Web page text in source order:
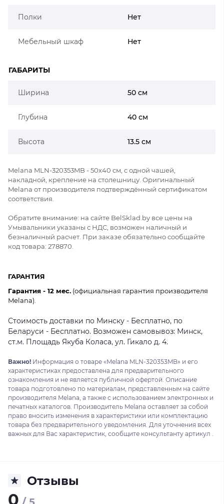
Полки Нет
Мебельный шкаф Нет
ГАБАРИТЫ
Ширина 50 см
Глубина 40 см
Высота 13.5 см
Melana MLN-320353MB - 50x40 см, с одной чашей,
накладной, крепление на столешницу. Оригинальный
Melana от производителя подтверждённый сертификатом
соответствия.
Обратите внимание: на сайте BelSklad.by все цены на
Умывальники указаны с НДС, возможен наличный и
безналичный расчет. При заказе обязательно сообщайте
код товара: 278870.
ГАРАНТИЯ
Гарантия - 12 мес. (официальная гарантия производителя
Melana).
Стоимость доставки по Минску - Бесплатно, по
Беларуси - Бесплатно. Возможен самовывоз: Минск,
ст.м. Площадь Якуба Коласа, ул. Гикало д. 4.
Важно! Информация о товаре «Melana MLN-320353MB» и его
характеристиках предоставлена для предварительного
ознакомления и не является публичной офертой. Описание
товара подготовлено по материалам, представленным на сайте
производителя Melana, а также с использованием электронных и
печатных каталогов. Производитель Melana оставляет за собой
право вносить изменения в характеристики или комплектацию
товара без предварительного уведомления. Для уточнения всех
важных для Вас характеристик, сообщите консультанту артикул .
Отзывы
0